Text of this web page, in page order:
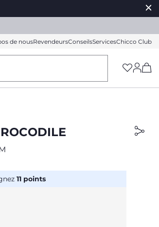
de nousRevendeursConseilsServicesChicco Club
11 points